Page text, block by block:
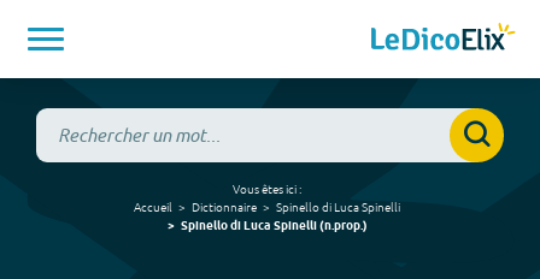
Vous êtes ici :
Accueil
Dictionnaire Spinello di Luca Spinelli
Spinello di Luca Spinelli(n.prop.)